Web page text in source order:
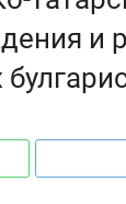
и
и
о